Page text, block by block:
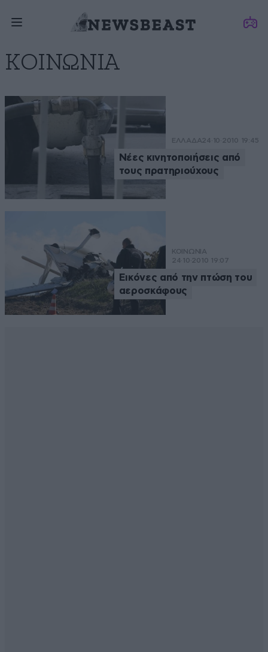
ΚΟΙΝΩΝΙΑ
ΕΛΛΑΔΑ24·10·2010 19:45
Νέες κινητοποιήσεις από
τους πρατηριούχους
ΚΟΙΝΩΝΙΑ
24·10·2010 19:07
Εικόνες από την πτώση του
αεροσκάφους